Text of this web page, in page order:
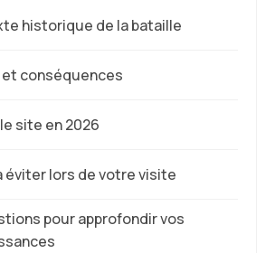
historique de la bataille
conséquences
site en 2026
éviter lors de votre visite
pour approfondir vos